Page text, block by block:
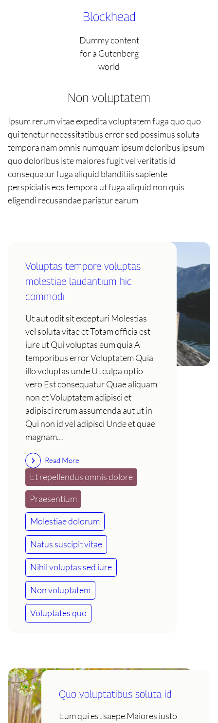
Blockhead
Dummy content
for a Gutenberg
world
Non voluptatem
Ipsum rerum vitae expedita voluptatem fuga quo quo
qui tenetur necessitatibus error sed possimus soluta
tempora nam omnis numquam ipsum doloribus ipsum
quo doloribus iste maiores fugit vel veritatis id
consequatur fuga aliquid blanditiis sapiente
perspiciatis eos tempora ut fuga aliquid non quis
eligendi recusandae pariatur earum
Voluptas tempore voluptas
molestiae laudantium hic
commodi
Ut aut odit sit excepturi Molestias
vel soluta vitae et Totam officia est
iure ut Qui voluptas eum quia A
temporibus error Voluptatem Quia
illo voluptas unde Ut culpa optio
vero Est consequatur Quae aliquam
non et Voluptatem adipisci et
adipisci rerum assumenda aut ut in
Qui non id vel adipisci Unde et quae
magnam…
Read More
Et repellendus omnis dolore
Praesentium
Molestiae dolorum
Natus suscipit vitae
Nihil voluptas sed iure
Non voluptatem
Voluptates quo
Quo voluptatibus soluta id
Eum qui est saepe Maiores iusto